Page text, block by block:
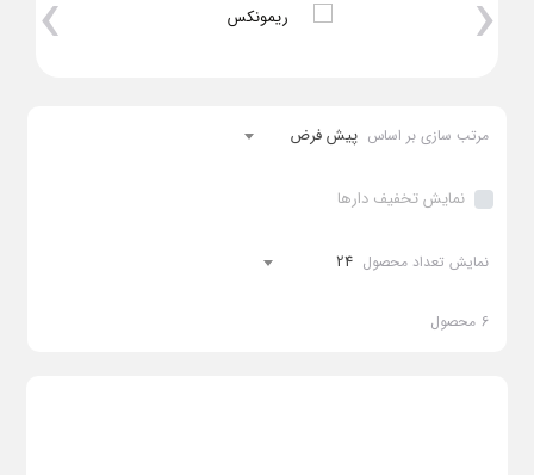
0 ریال -
28,000,000 ریال مرتب سازی بر اساس پیش فرض
نمایش تخفیف دارها
نمایش تعداد محصول 24
6 محصول